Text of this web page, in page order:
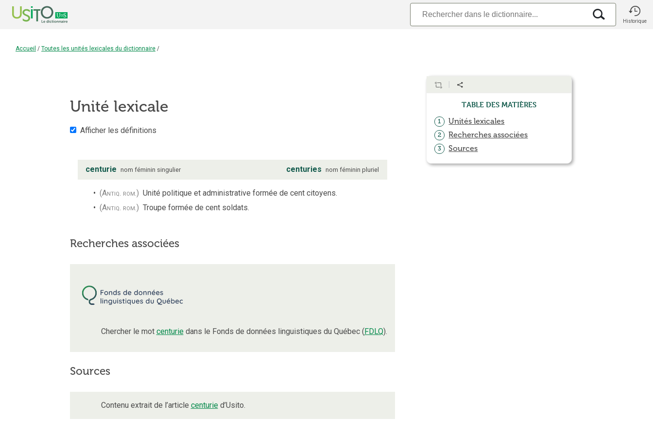
Historique
Accueil / Toutes les unités lexicales du dictionnaire /
Unité lexicale
Afficher les définitions
centurie nom féminin singulier centuries nom féminin pluriel
(Antiq. rom.) Unité politique et administrative formée de cent citoyens.
(Antiq. rom.) Troupe formée de cent soldats.
Recherches associées
Chercher le mot centuriedans le Fonds de données linguistiques du Québec (FDLQ).
Sources
Contenu extrait de l’article centuried’Usito.
Table des matières
1 Unités lexicales
2 Recherches associées
3 Sources